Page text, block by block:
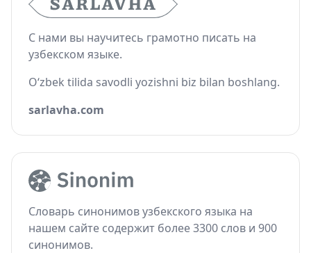
С нами вы научитесь грамотно писать на
узбекском языке.
O‘zbek tilida savodli yozishni biz bilan boshlang.
sarlavha.com
Словарь синонимов узбекского языка на
нашем сайте содержит более 3300 слов и 900
синонимов.